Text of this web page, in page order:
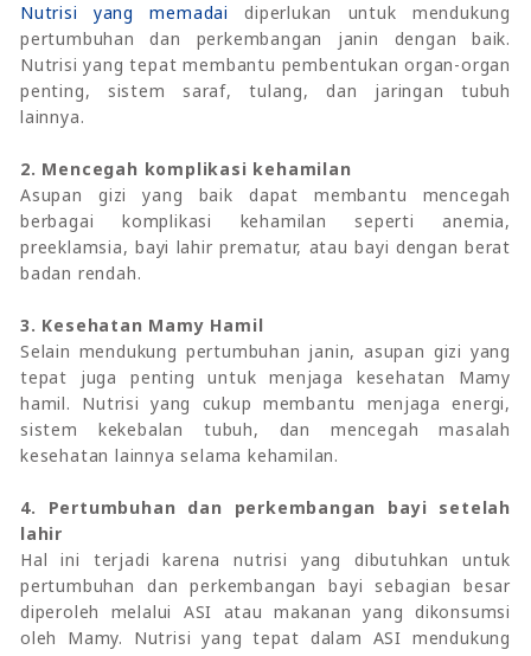
Nutrisi yang memadai
diperlukan untuk mendukung
pertumbuhan dan perkembangan janin dengan baik.
Nutrisi yang tepat membantu pembentukan organ-organ
penting, sistem saraf, tulang, dan jaringan tubuh
lainnya.
2. Mencegah komplikasi kehamilan
Asupan gizi yang baik dapat membantu mencegah
berbagai komplikasi kehamilan seperti anemia,
preeklamsia, bayi lahir prematur, atau bayi dengan berat
badan rendah.
3. Kesehatan Mamy Hamil
Selain mendukung pertumbuhan janin, asupan gizi yang
tepat juga penting untuk menjaga kesehatan Mamy
hamil. Nutrisi yang cukup membantu menjaga energi,
sistem kekebalan tubuh, dan mencegah masalah
kesehatan lainnya selama kehamilan.
4. Pertumbuhan dan perkembangan bayi setelah
lahir
Hal ini terjadi karena nutrisi yang dibutuhkan untuk
pertumbuhan dan perkembangan bayi sebagian besar
diperoleh melalui ASI atau makanan yang dikonsumsi
oleh Mamy. Nutrisi yang tepat dalam ASI mendukung